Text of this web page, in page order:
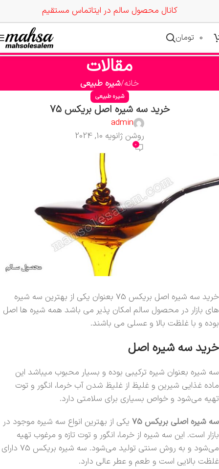
کانال محصول سالم در ایتاتماس مستقیم
0 تومان
مقالات
خانه شیره طبیعی
شیره طبیعی
خرید سه شیره اصل بریکس 75
admin
روشن ژانویه 10, 2024
0
خرید سه شیره اصل بریکس 75 بعنوان یکی از بهترین سه شیره
های بازار در محصول سالم امکان پذیر می باشد همه شیره ها اصل
بوده و با غلظت بالا و عسلی می باشند.
خرید سه شیره اصل
سه شیره بعنوان شیره ترکیبی بوده و بسیار محبوب میباشد این
ماده غذایی شیرین و غلیظ از غلیظ شدن آب خرما، انگور و توت
تهیه می‌شود و خواص بسیاری برای سلامتی دارد.
سه شیره اصلی بریکس 75
یکی از بهترین انواع سه شیره موجود در
بازار است. این سه شیره از خرما، انگور و توت تازه و مرغوب تهیه
می‌شود و به روش سنتی تولید می‌شود. سه شیره بریکس 75 دارای
غلظت بالایی است و طعم و عطر عالی دارد.